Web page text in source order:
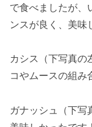
で食べましたが、
ンスが良く、美味
カシス（下写真の
コやムースの組み
ガナッシュ（下写